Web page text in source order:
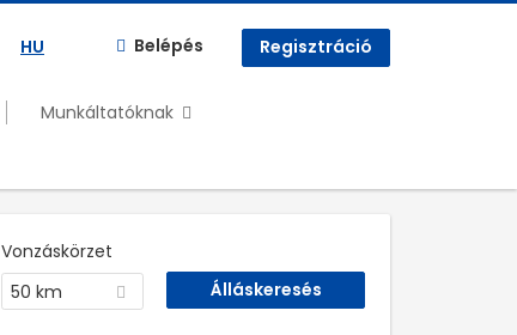
HU Belépés Regisztráció
Munkáltatóknak
Vonzáskörzet
50 km